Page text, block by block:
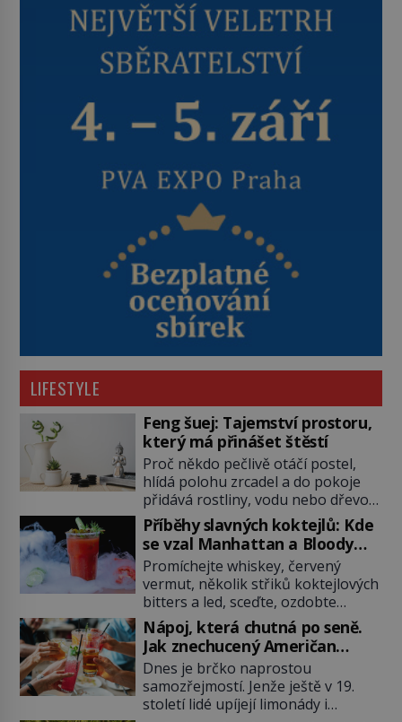
LIFESTYLE
Feng šuej: Tajemství prostoru,
který má přinášet štěstí
Proč někdo pečlivě otáčí postel,
hlídá polohu zrcadel a do pokoje
přidává rostliny, vodu nebo dřevo?
Feng šuej tvrdí, že domov není jen
soubor zdí a nábytku. Je to prostor,
kterým proudí energie čchi a jeho
uspořádání může ovlivňovat, jak se
v něm člověk cítí. Feng šuej má
kořeny ve staré Číně a jeho historie
[…]
Příběhy slavných koktejlů: Kde
se vzal Manhattan a Bloody
Mary?
Promíchejte whiskey, červený
vermut, několik střiků koktejlových
bitters a led, sceďte, ozdobte
koktejlovou třešinkou a tadá…
Manhattan je tu! A pokud to má být
skutečně on, dejte si pozor, ať
místo klasické americké rye
whiskey či klidně bourbonu
nepoužijete skotskou whisku. Co
Nápoj, která chutná po seně.
Jak znechucený Američan
vymyslel brčko
Dnes je brčko naprostou
samozřejmostí. Jenže ještě v 19.
století lidé upíjejí limonády i